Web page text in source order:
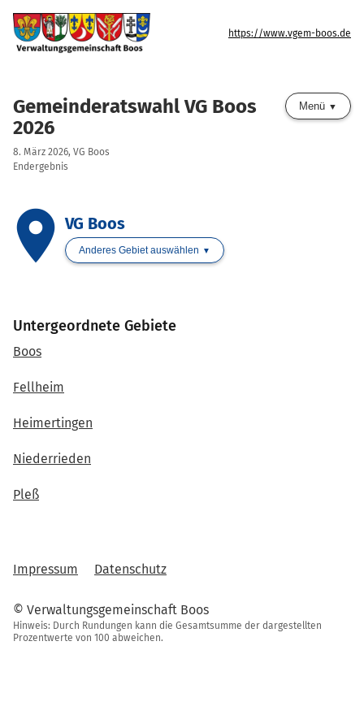
https://www.vgem-boos.de
Gemeinderatswahl VG Boos
2026
8. März 2026, VG Boos
Endergebnis
Menü
placeVG Boos
Anderes Gebiet auswählen
Untergeordnete Gebiete
Boos
Fellheim
Heimertingen
Niederrieden
Pleß
Impressum Datenschutz
© Verwaltungsgemeinschaft Boos
Hinweis: Durch Rundungen kann die Gesamtsumme der dargestellten
Prozentwerte von 100 abweichen.